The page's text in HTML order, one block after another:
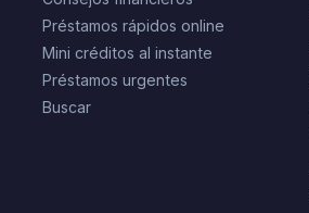
Préstamos rápidos online
Mini créditos al instante
Préstamos urgentes
Buscar